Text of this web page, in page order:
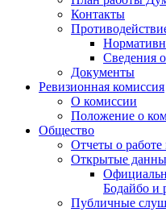
Контакты
Сведения
Документы
Ревизионная комиссия
О комиссии
Положение о
Общество
Отчеты о
Открытые
Бодайбо и
Публичные